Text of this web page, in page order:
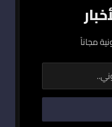
مجاناً